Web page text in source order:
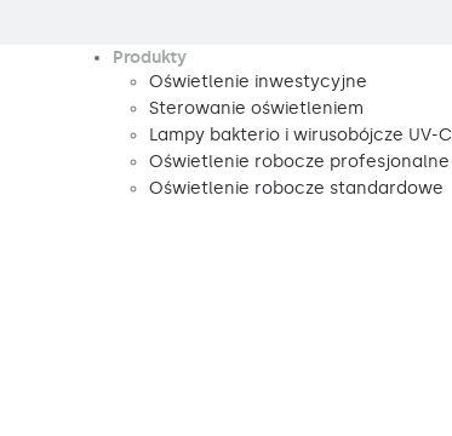
Produkty
Oświetlenie inwestycyjne
Sterowanie oświetleniem
Lampy bakterio i wirusobójcze UV-C
Oświetlenie robocze profesjonalne
Oświetlenie robocze standardowe